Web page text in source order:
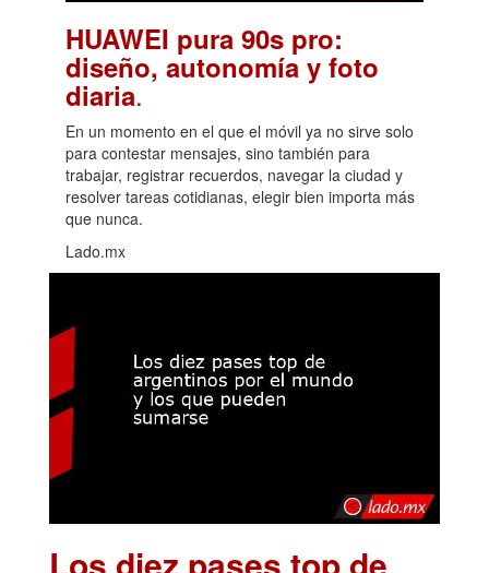
HUAWEI pura 90s pro:
diseño, autonomía y foto
diaria.
En un momento en el que el móvil ya no sirve solo
para contestar mensajes, sino también para
trabajar, registrar recuerdos, navegar la ciudad y
resolver tareas cotidianas, elegir bien importa más
que nunca.
Lado.mx
Los diez pases top de